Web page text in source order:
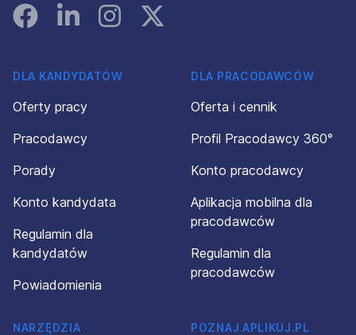
FacebookLinked InInstagramInstagram
DLA KANDYDATÓW
Oferty pracy
Pracodawcy
Porady
Konto kandydata
Regulamin dla
kandydatów
Powiadomienia
DLA PRACODAWCÓW
Oferta i cennik
Profil Pracodawcy 360°
Konto pracodawcy
Aplikacja mobilna dla
pracodawców
Regulamin dla
pracodawców
NARZĘDZIA
POZNAJ APLIKUJ.PL